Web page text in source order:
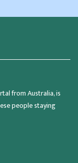
from Australia, is
people staying